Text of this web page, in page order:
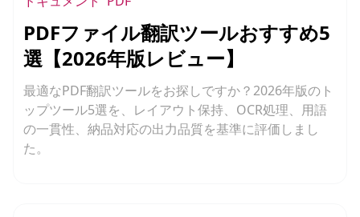
PDFファイル翻訳ツールおすすめ5
選【2026年版レビュー】
最適なPDF翻訳ツールをお探しですか？2026年版のト
ップツール5選を、レイアウト保持、OCR処理、用語
の一貫性、納品対応の出力品質を基準に評価しまし
た。